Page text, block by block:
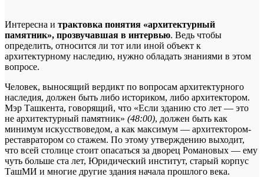
Интересна и трактовка понятия «архитектурный
памятник», прозвучавшая в интервью. Ведь чтобы
определить, относится ли тот или иной объект к
архитектурному наследию, нужно обладать знаниями в этом
вопросе.
Человек, выносящий вердикт по вопросам архитектурного
наследия, должен быть либо историком, либо архитектором.
Мэр Ташкента, говорящий, что «Если зданию сто лет — это
не архитектурный памятник» (48:00), должен быть как
минимум искусствоведом, а как максимум — архитектором-
реставратором со стажем. По этому утверждению выходит,
что всей столице стоит опасаться за дворец Романовых — ему
чуть больше ста лет, Юридический институт, старый корпус
ТашМИ и многие другие здания начала прошлого века.